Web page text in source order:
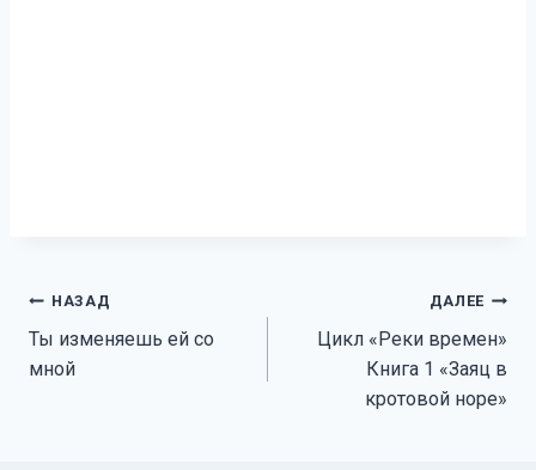
Навигация
по
НАЗАД
Ты изменяешь ей со
мной
ДАЛЕЕ
Цикл «Реки времен»
Книга 1 «Заяц в
кротовой норе»